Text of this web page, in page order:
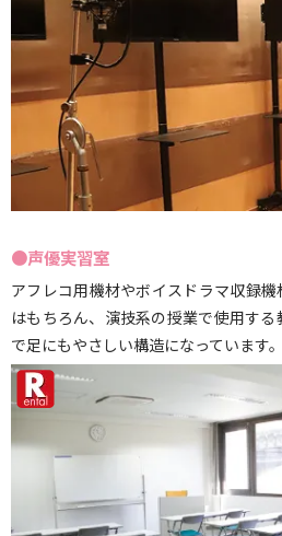
●声優実習室
アフレコ用機材やボイスドラマ収録
はもちろん、演技系の授業で使用す
で足にもやさしい構造になっています。